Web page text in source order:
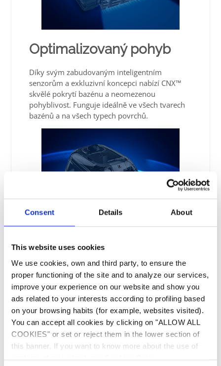
Consent Details About
This website uses cookies
We use cookies, own and third party, to ensure the
proper functioning of the site and to analyze our services,
improve your experience on our website and show you
ads related to your interests according to profiling based
on your browsing habits (for example, websites visited).
You can accept all cookies by clicking on "ALLOW ALL
COOKIES" or set or reject them in the lower section of
this banner. If you want to know more about the use of
Optimalizovaný pohyb
Díky svým zabudovaným inteligentním
senzorům a exkluzivní koncepci nabízí CNX™
skvělé pokrytí bazénu a neomezenou
pohyblivost. Funguje ideálně ve všech tvarech
bazénů a na všech typech povrchů.
Pohodlné používání
Filtr s přístupem přes čisticí systém a průhledné
okénko zajišťují skutečné pohodlí při
každodenním používání. Rychlý odvod vody
usnadňuje vyjímání robota z bazénu.